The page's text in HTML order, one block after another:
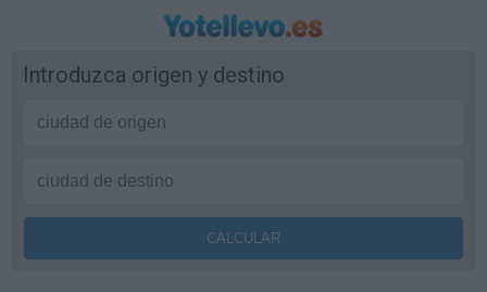
Introduzca origen y destino